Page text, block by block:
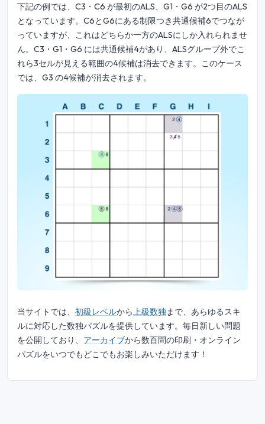
下記の例では、C3・C6 が最初のALS、G1・G6 が2つ目のALS
となっています。C6とG6にある制限つき共通候補6でつなが
っていますが、これはどちらか一方のALSにしか入れられませ
ん。C3・G1・G6 には共通候補4があり、ALSグループ外でこ
れら3セルが見える範囲の4候補は消去できます。このケース
では、G3 の4候補が消去されます。
当サイトでは、 初級レベルから上級数独まで、あらゆるスキ
ルに対応した数独パズルを提供しています。毎日新しい問題
を公開しており、 アーカイブから数百問の印刷・オンライン
パズルをいつでもどこでもお楽しみいただけます！